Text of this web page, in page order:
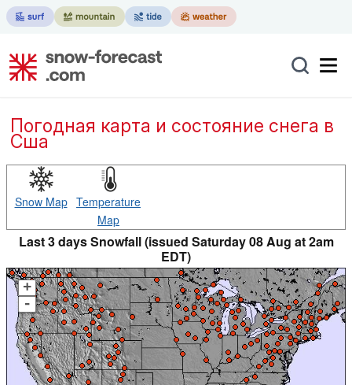
Погодная карта и состояние снега в
Сша
Snow Map Temperature
Map
Last 3 days Snowfall (issued Saturday 08 Aug at 2am
EDT)
+
-